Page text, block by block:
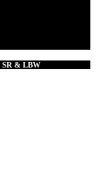
& LBW